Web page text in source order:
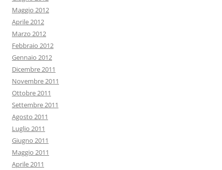
Maggio 2012
Aprile 2012
Marzo 2012
Febbraio 2012
Gennaio 2012
Dicembre 2011
Novembre 2011
Ottobre 2011
Settembre 2011
Agosto 2011
Luglio 2011
Giugno 2011
Maggio 2011
Aprile 2011